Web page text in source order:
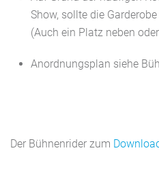
Show, sollte die
(Auch ein Platz neben
Anordnungsplan siehe
Der Bühnenrider zum